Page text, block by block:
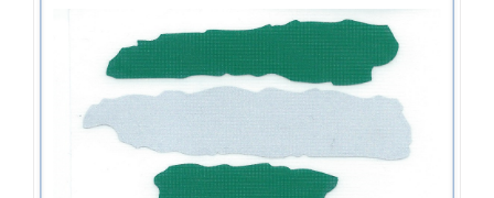
Contacto